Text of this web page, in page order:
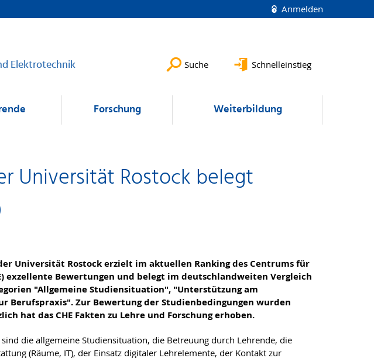
Anmelden
Elektrotechnik Suche Schnelleinstieg
Forschung Weiterbildung
Universität Rostock belegt
Universität Rostock erzielt im aktuellen Ranking des Centrums für
exzellente Bewertungen und belegt im deutschlandweiten Vergleich
"Allgemeine Studiensituation", "Unterstützung am
Berufspraxis". Zur Bewertung der Studienbedingungen wurden
hat das CHE Fakten zu Lehre und Forschung erhoben.
die allgemeine Studiensituation, die Betreuung durch Lehrende, die
(Räume, IT), der Einsatz digitaler Lehrelemente, der Kontakt zur